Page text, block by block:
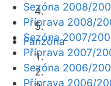
Fanzóna
Sezóna 2008/
Příprava 2008/
Sezóna 2007/
Příprava 2007/
Sezóna 2006/
Příprava 2006/